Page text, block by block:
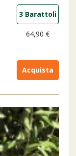
3 Barattoli
64,90 €
Acquista